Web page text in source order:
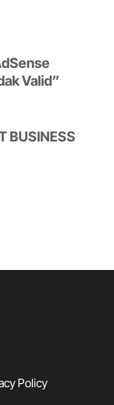
Valid”
BUSINESS
Policy